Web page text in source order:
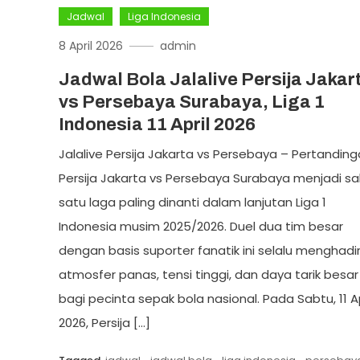
Jadwal Liga Indonesia
8 April 2026 admin
Jadwal Bola Jalalive Persija
vs Persebaya Surabaya, Liga 1
Indonesia 11 April 2026
Jalalive Persija Jakarta vs Persebaya –
Persija Jakarta vs Persebaya Surabaya menjadi
satu laga paling dinanti dalam lanjutan Liga 1
Indonesia musim 2025/2026. Duel dua tim besar
dengan basis suporter fanatik ini selalu
atmosfer panas, tensi tinggi, dan daya tarik besar
bagi pecinta sepak bola nasional. Pada Sabtu, 11
2026, Persija […]